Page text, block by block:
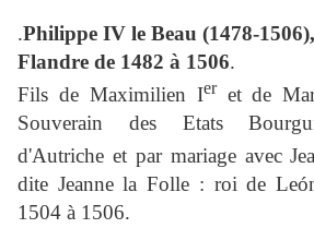
.Philippe IV le Beau (1478-
Flandre de 1482 à 1506.
Fils de Maximilien Ieret de
Souverain des Etats
d'Autriche et par mariage avec
dite Jeanne la Folle : roi de
1504 à